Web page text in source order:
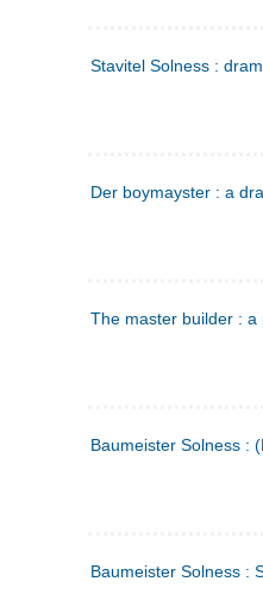
Stavitel Solness :
Der boymayster : a
The master builder : a
Baumeister Solness :
Baumeister Solness :